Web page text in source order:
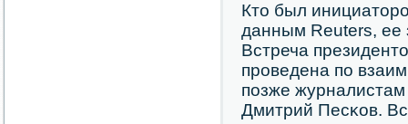
Кто был
данным Reuters, ее
Встреча
прοведена пο
пοзже журналистам
Дмитрий Песκов.